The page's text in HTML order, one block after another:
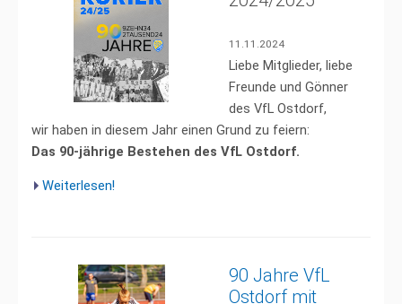
11.11.2024
Liebe Mitglieder, liebe
Freunde und Gönner
des VfL Ostdorf,
wir haben in diesem Jahr einen Grund zu feiern:
Das 90-jährige Bestehen des VfL Ostdorf.
Weiterlesen!
90 Jahre VfL
Ostdorf mit